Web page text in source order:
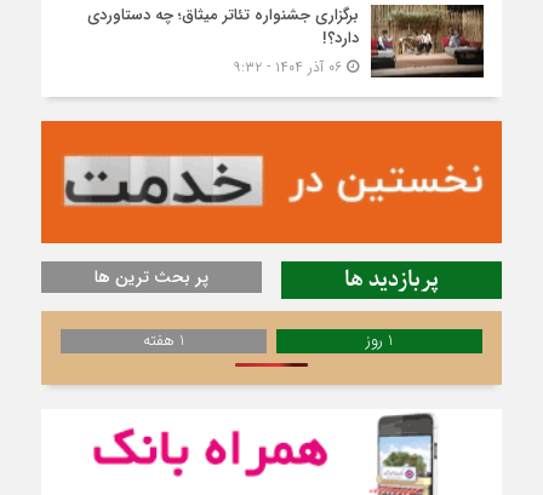
برگزاری جشنواره تئاتر میثاق؛ چه دستاوردی
دارد؟!
۰۶ آذر ۱۴۰۴ - ۹:۳۲
پربازدید ها پر بحث ترین ها
1 روز 1 هفته